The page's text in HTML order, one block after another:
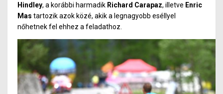
Hindley, a korábbi harmadik Richard Carapaz, illetve Enric
Mas tartozik azok közé, akik a legnagyobb eséllyel
nőhetnek fel ehhez a feladathoz.